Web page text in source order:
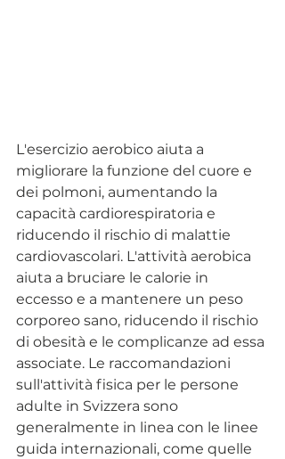
L'esercizio aerobico aiuta a
migliorare la funzione del cuore e
dei polmoni, aumentando la
capacità cardiorespiratoria e
riducendo il rischio di malattie
cardiovascolari. L'attività aerobica
aiuta a bruciare le calorie in
eccesso e a mantenere un peso
corporeo sano, riducendo il rischio
di obesità e le complicanze ad essa
associate. Le raccomandazioni
sull'attività fisica per le persone
adulte in Svizzera sono
generalmente in linea con le linee
guida internazionali, come quelle